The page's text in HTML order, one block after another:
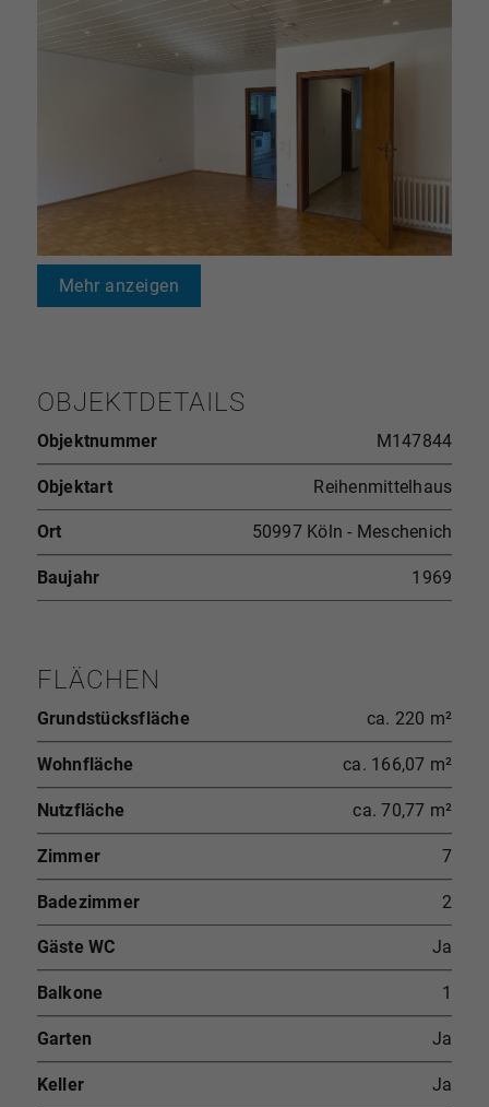
Mehr anzeigen
OBJEKTDETAILS
Objektnummer M147844
Objektart Reihenmittelhaus
Ort 50997 Köln - Meschenich
Baujahr 1969
FLÄCHEN
Grundstücksfläche ca. 220 m²
Wohnfläche ca. 166,07 m²
Nutzfläche ca. 70,77 m²
Zimmer 7
Badezimmer 2
Gäste WC Ja
Balkone 1
Garten Ja
Keller Ja